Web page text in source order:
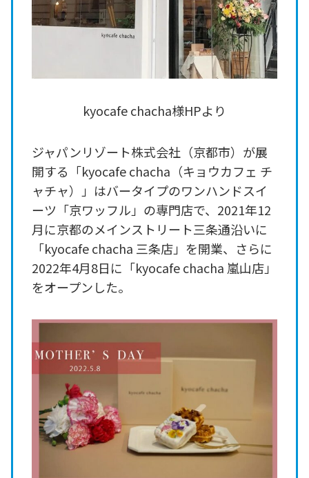
kyocafe chacha様HPより
ジャパンリゾート株式会社（京都市）が展
開する「kyocafe chacha（キョウカフェ チ
ャチャ）」はバータイプのワンハンドスイ
ーツ「京ワッフル」の専門店で、2021年12
月に京都のメインストリート三条通沿いに
「kyocafe chacha 三条店」を開業、さらに
2022年4月8日に「kyocafe chacha 嵐山店」
をオープンした。